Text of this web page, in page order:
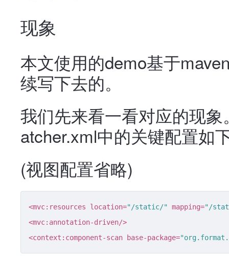
现象
本文使用的demo基于
续写下去的。
我们先来看一看对应的现
atcher.xml中的关键配置如
(视图配置省略)
<mvc:resources location="/static/" mapping="/
<mvc:annotation-driven/>
<context:component-scan base-package=